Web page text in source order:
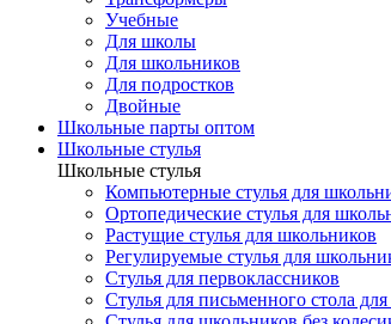
Учебные
Для школы
Для школьников
Для подростков
Двойные
Школьные парты оптом
Школьные стулья
Школьные стулья
Компьютерные стулья для
Ортопедические стулья для
Растущие стулья для школьников
Регулируемые стулья для
Стулья для первоклассников
Стулья для письменного стола